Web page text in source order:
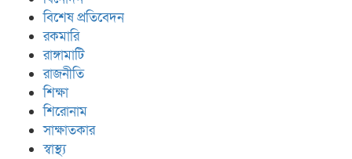
বিশেষ প্রতিবেদন
রকমারি
রাঙ্গামাটি
রাজনীতি
শিক্ষা
শিরোনাম
সাক্ষাতকার
স্বাস্থ্য